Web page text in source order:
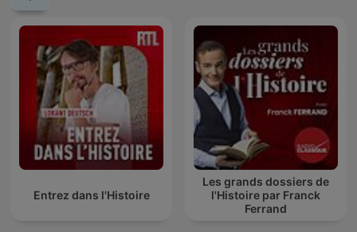
Entrez dans l'Histoire
Les grands dossiers de
l'Histoire par Franck
Ferrand